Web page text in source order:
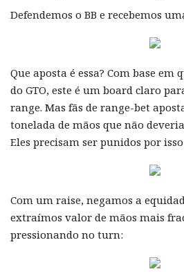
Defendemos o BB e recebemos
Que aposta é essa? Com base em
do GTO, este é um board claro
range. Mas fãs de range-bet
tonelada de mãos que não
Eles precisam ser punidos por
Com um raise, negamos a
extraímos valor de mãos mais
pressionando no turn: